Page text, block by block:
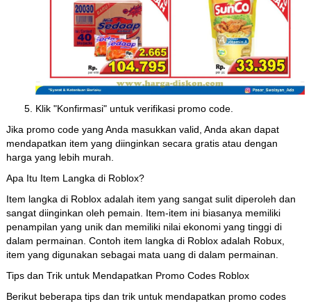
Klik "Konfirmasi" untuk verifikasi promo code.
Jika promo code yang Anda masukkan valid, Anda akan dapat
mendapatkan item yang diinginkan secara gratis atau dengan
harga yang lebih murah.
Apa Itu Item Langka di Roblox?
Item langka di Roblox adalah item yang sangat sulit diperoleh dan
sangat diinginkan oleh pemain. Item-item ini biasanya memiliki
penampilan yang unik dan memiliki nilai ekonomi yang tinggi di
dalam permainan. Contoh item langka di Roblox adalah Robux,
item yang digunakan sebagai mata uang di dalam permainan.
Tips dan Trik untuk Mendapatkan Promo Codes Roblox
Berikut beberapa tips dan trik untuk mendapatkan promo codes